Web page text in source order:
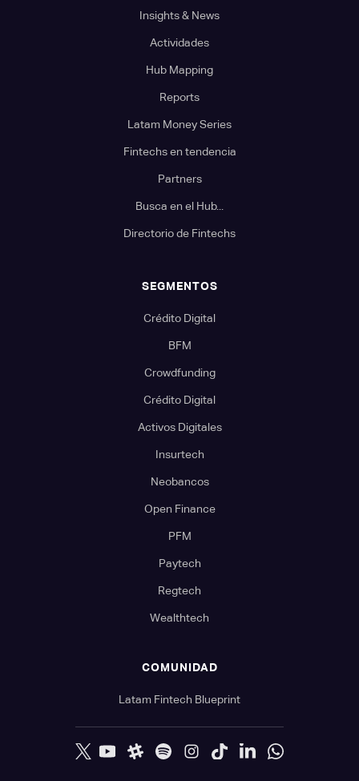
Insights & News
Actividades
Hub Mapping
Reports
Latam Money Series
Fintechs en tendencia
Partners
Busca en el Hub...
Directorio de Fintechs
SEGMENTOS
Crédito Digital
BFM
Crowdfunding
Crédito Digital
Activos Digitales
Insurtech
Neobancos
Open Finance
PFM
Paytech
Regtech
Wealthtech
COMUNIDAD
Latam Fintech Blueprint